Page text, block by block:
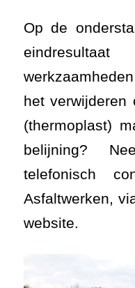
Op de
het verwijderen
(thermoplast)
belijning?
telefonisch
Asfaltwerken,
website.